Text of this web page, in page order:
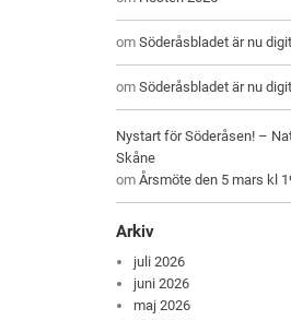
omSöderåsbladet är nu
omSöderåsbladet är nu
Nystart för Söderåsen! –
Skåne
omÅrsmöte den 5 mars kl
Arkiv
juli 2026
juni 2026
maj 2026